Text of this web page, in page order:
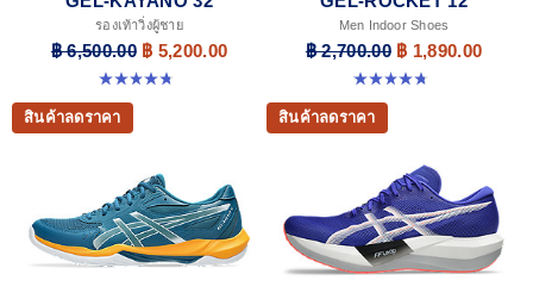
รองเท้าวิ่งผู้ชาย
฿ 6,500.00 ฿ 5,200.00
4.8 จาก 5 ดาว 530 รีวิว
Men Indoor Shoes
฿ 2,700.00 ฿ 1,890.00
4.7 จาก 5 ดาว 181 รีวิว
สินค้าลดราคา สินค้าลดราคา